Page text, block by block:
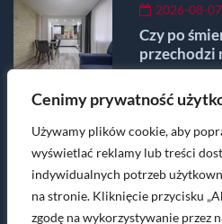
Cenimy prywatność
Używamy plików cookie, aby
wyświetlać reklamy lub treści
indywidualnych potrzeb
na stronie. Kliknięcie przycisku
zgodę na wykorzystywanie przez
2026-08-07
Czy po
przechodzi
2026-08-07
Pozwolenie
Koszt,
Masz pytania lub wątpliwości?